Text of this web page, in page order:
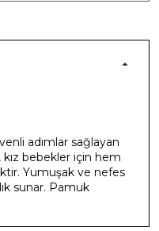
adımlar sağlayan
bebekler için hem
Yumuşak ve nefes
sunar. Pamuk